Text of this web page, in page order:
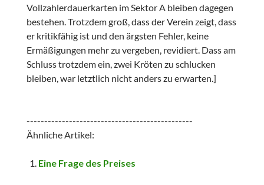
Vollzahlerdauerkarten im Sektor A bleiben dagegen
bestehen. Trotzdem groß, dass der Verein zeigt, dass
er kritikfähig ist und den ärgsten Fehler, keine
Ermäßigungen mehr zu vergeben, revidiert. Dass am
Schluss trotzdem ein, zwei Kröten zu schlucken
bleiben, war letztlich nicht anders zu erwarten.]
-----------------------------------------------
Ähnliche Artikel:
Eine Frage des Preises